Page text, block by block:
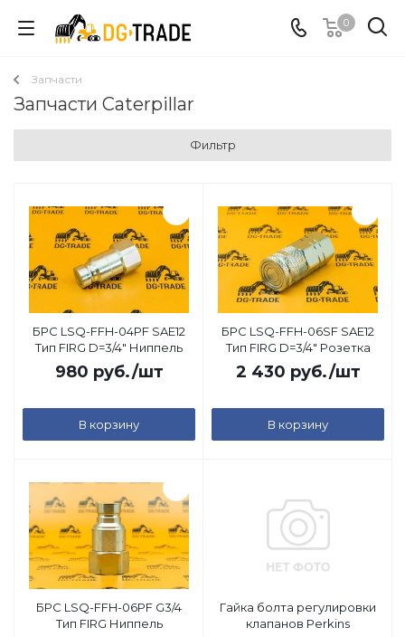
0
Запчасти
Запчасти Caterpillar
Фильтр
БРС LSQ-FFH-04PF SAE12
Тип FIRG D=3/4" Ниппель
980 руб./шт
В корзину
БРС LSQ-FFH-06SF SAE12
Тип FIRG D=3/4" Розетка
2 430 руб./шт
В корзину
БРС LSQ-FFH-06PF G3/4
Тип FIRG Ниппель
Гайка болта регулировки
клапанов Perkins